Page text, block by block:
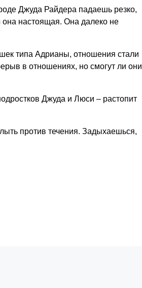
Джуда Райдера падаешь резко,
настоящая. Она далеко не
типа Адрианы, отношения стали
в отношениях, но смогут ли они
Джуда и Люси – растопит
против течения. Задыхаешься,